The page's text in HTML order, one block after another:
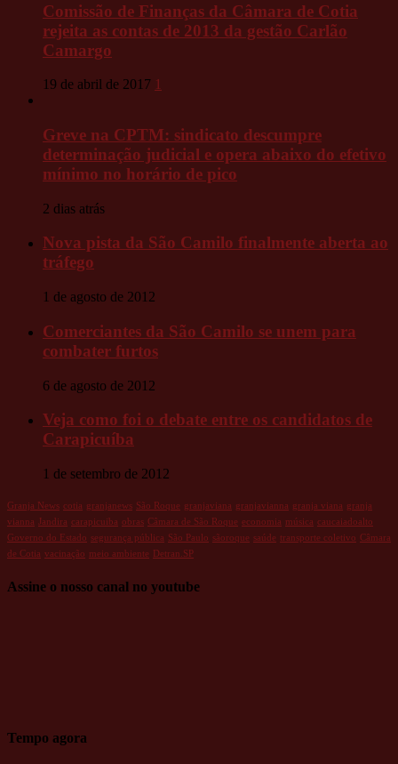
Comissão de Finanças da Câmara de Cotia
rejeita as contas de 2013 da gestão Carlão
Camargo
19 de abril de 2017 1
Greve na CPTM: sindicato descumpre
determinação judicial e opera abaixo do efetivo
mínimo no horário de pico
2 dias atrás
Nova pista da São Camilo finalmente aberta ao
tráfego
1 de agosto de 2012
Comerciantes da São Camilo se unem para
combater furtos
6 de agosto de 2012
Veja como foi o debate entre os candidatos de
Carapicuíba
1 de setembro de 2012
Granja News cotia granjanews São Roque granjaviana granjavianna granja viana granja
vianna
Jandira carapicuiba obras Câmara de São Roque economia música caucaiadoalto
Governo do Estado segurança pública São Paulo sãoroque saúde transporte coletivo Câmara
de Cotia vacinação meio ambiente Detran.SP
Assine o nosso canal no youtube
Tempo agora